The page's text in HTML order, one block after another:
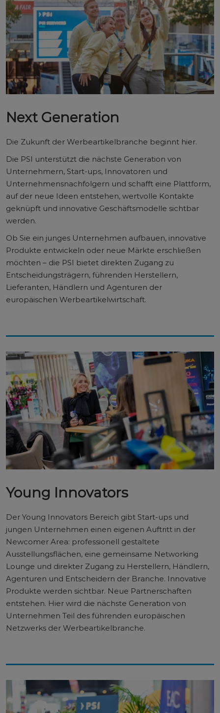
Next Generation
Die Zukunft der Werbeartikelbranche beginnt hier.
Die PSI unterstützt die nächste Generation von
Unternehmern, Start-ups, Innovatoren und
Unternehmensnachfolgern und schafft eine Plattform,
auf der neue Ideen entstehen, wertvolle Kontakte
geknüpft und innovative Geschäftsmodelle sichtbar
werden.
Ob Sie ein junges Unternehmen aufbauen, innovative
Produkte entwickeln oder neue Märkte erschließen
möchten – die PSI bietet direkten Zugang zu
Entscheidungsträgern, führenden Herstellern,
Lieferanten, Händlern und Agenturen der
europäischen Werbeartikelwirtschaft.
Young Innovators
Der Young Innovators Bereich gibt Start-ups und
jungen Unternehmen einen eigenen Auftritt in der
Newcomer Area: professionell gestaltete
Ausstellungsflächen, eine gemeinsame Networking
Lounge und direkter Zugang zu Herstellern, Händlern,
Agenturen und Entscheidern der Branche. Innovative
Produkte werden sichtbar. Neue Partnerschaften
entstehen. Hier wird die nächste Generation von
Unternehmen Teil des führenden europäischen
Netzwerks der Werbeartikelbranche.